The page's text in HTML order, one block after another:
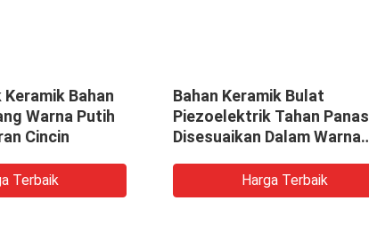
Bahan
Warna Putih
Cincin
Terbaik
Bahan Keramik Bulat
Piezoelektrik Tahan Panas
Disesuaikan Dalam Warna
Harga Terbaik